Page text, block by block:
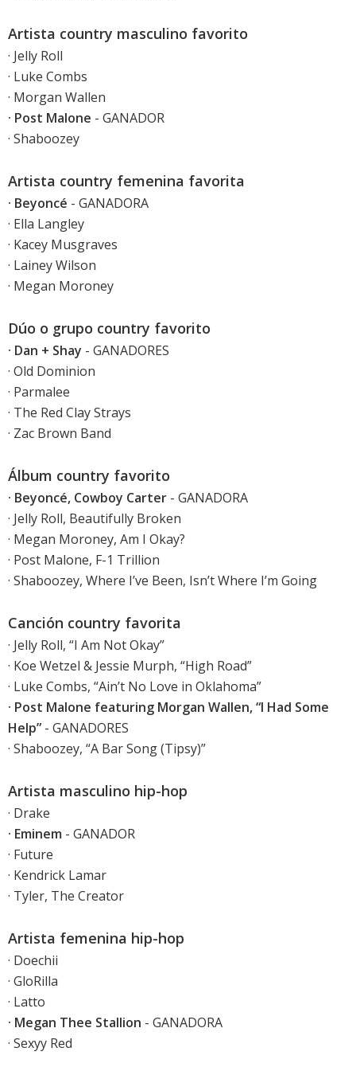
Artista country masculino favorito
· Jelly Roll
· Luke Combs
· Morgan Wallen
· Post Malone - GANADOR
· Shaboozey
Artista country femenina favorita
· Beyoncé - GANADORA
· Ella Langley
· Kacey Musgraves
· Lainey Wilson
· Megan Moroney
Dúo o grupo country favorito
· Dan + Shay - GANADORES
· Old Dominion
· Parmalee
· The Red Clay Strays
· Zac Brown Band
Álbum country favorito
· Beyoncé, Cowboy Carter - GANADORA
· Jelly Roll, Beautifully Broken
· Megan Moroney, Am I Okay?
· Post Malone, F-1 Trillion
· Shaboozey, Where I’ve Been, Isn’t Where I’m Going
Canción country favorita
· Jelly Roll, “I Am Not Okay”
· Koe Wetzel & Jessie Murph, “High Road”
· Luke Combs, “Ain’t No Love in Oklahoma”
· Post Malone featuring Morgan Wallen, “I Had Some
Help” - GANADORES
· Shaboozey, “A Bar Song (Tipsy)”
Artista masculino hip-hop
· Drake
· Eminem - GANADOR
· Future
· Kendrick Lamar
· Tyler, The Creator
Artista femenina hip-hop
· Doechii
· GloRilla
· Latto
· Megan Thee Stallion - GANADORA
· Sexyy Red